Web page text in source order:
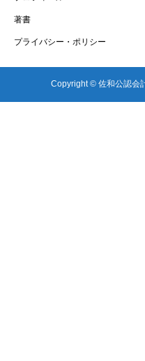
著書
プライバシー・ポリシー
Copyright © 佐和公認会